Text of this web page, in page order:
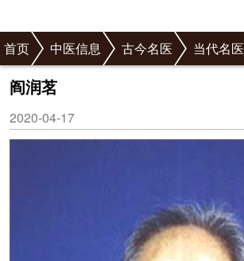
首页 中医信息 古今名医 当代名医
阎润茗
2020-04-17